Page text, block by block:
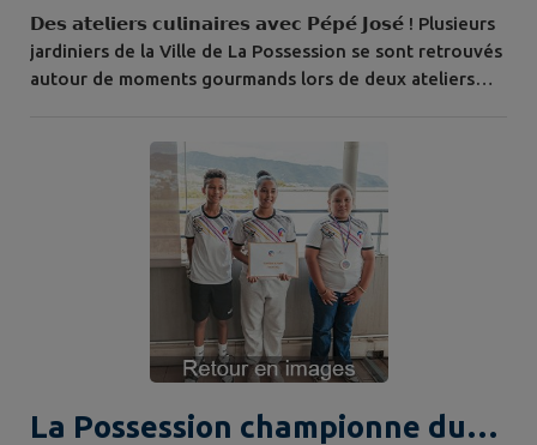
𝗗𝗲𝘀 𝗮𝘁𝗲𝗹𝗶𝗲𝗿𝘀 𝗰𝘂𝗹𝗶𝗻𝗮𝗶𝗿𝗲𝘀 𝗮𝘃𝗲𝗰 𝗣𝗲́𝗽𝗲́ 𝗝𝗼𝘀𝗲́ ! Plusieurs
jardiniers de la Ville de La Possession se sont retrouvés
autour de moments gourmands lors de deux ateliers
découvrir de nouvelles saveurs et partager leur passion
de la cuisine, 10 autres ont pris part à un second atelier
La Possession championne du